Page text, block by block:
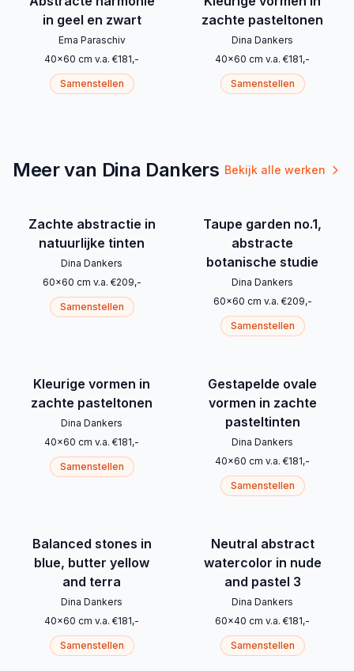
in geel en zwart
Ema Paraschiv
40x60 cm v.a. €181,-
Samenstellen
zachte pasteltonen
Dina Dankers
40x60 cm v.a. €181,-
Samenstellen
Meer van Dina Dankers Bekijk alle werken
Zachte abstractie in
natuurlijke tinten
Dina Dankers
60x60 cm v.a. €209,-
Samenstellen
Taupe garden no.1,
abstracte
botanische studie
Dina Dankers
60x60 cm v.a. €209,-
Samenstellen
Kleurige vormen in
zachte pasteltonen
Dina Dankers
40x60 cm v.a. €181,-
Samenstellen
Gestapelde ovale
vormen in zachte
pasteltinten
Dina Dankers
40x60 cm v.a. €181,-
Samenstellen
Balanced stones in
blue, butter yellow
and terra
Dina Dankers
40x60 cm v.a. €181,-
Samenstellen
Neutral abstract
watercolor in nude
and pastel 3
Dina Dankers
60x40 cm v.a. €181,-
Samenstellen